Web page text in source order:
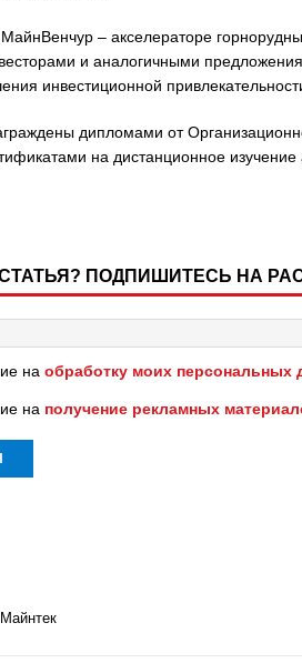
МайнВенчур – акселераторе
и аналогичными
инвестиционной
дипломами от
на дистанционное изучение
ПОДПИШИТЕСЬ НА
на обработку моих персональных
на получение рекламных